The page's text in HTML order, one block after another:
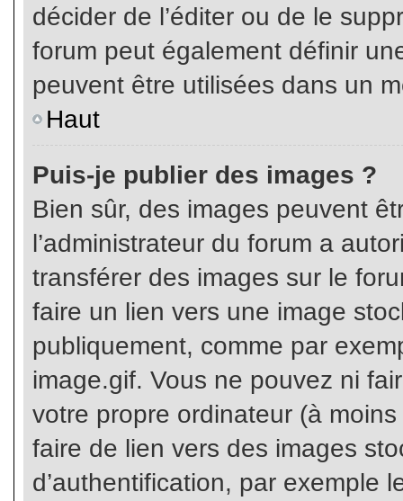
décider de l’éditer ou de le
forum peut également définir
peuvent être utilisées dans un
Haut
Puis-je publier des images ?
Bien sûr, des images peuvent
l’administrateur du forum a
transférer des images sur le
faire un lien vers une image
publiquement, comme par
image.gif. Vous ne pouvez ni
votre propre ordinateur (à
faire de lien vers des images
d’authentification, par exemple